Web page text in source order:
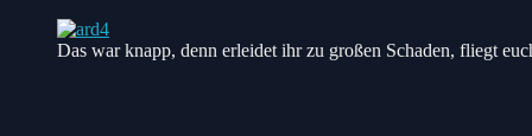
Das war knapp, denn erleidet ihr zu großen Schaden, fliegt